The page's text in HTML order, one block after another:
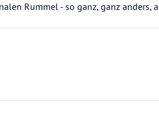
Rummel - so ganz, ganz anders,